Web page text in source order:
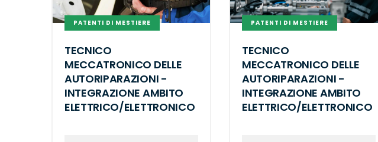
PATENTI DI MESTIERE
TECNICO
MECCATRONICO DELLE
AUTORIPARAZIONI -
INTEGRAZIONE AMBITO
ELETTRICO/ELETTRONICO
PATENTI DI MESTIERE
TECNICO
MECCATRONICO DELLE
AUTORIPARAZIONI -
INTEGRAZIONE AMBITO
ELETTRICO/ELETTRONICO